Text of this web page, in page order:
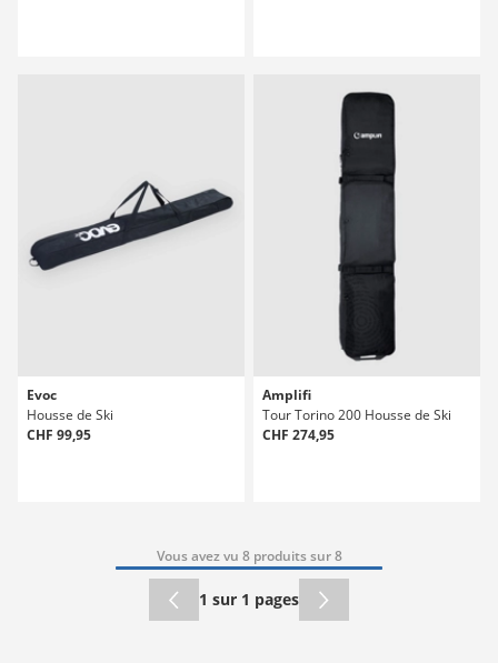
Evoc
Housse de Ski
CHF 99,95
Amplifi
Tour Torino 200 Housse de Ski
CHF 274,95
Vous avez vu 8 produits sur 8
1 sur 1 pages